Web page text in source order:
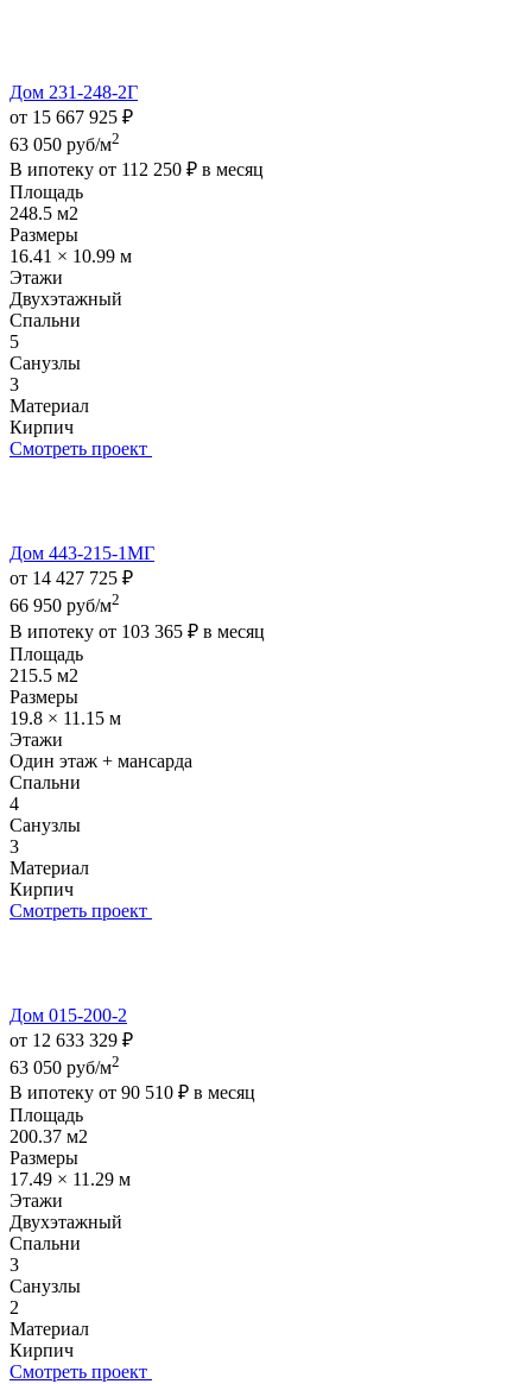
Дом 231-248-2Г
от 15 667 925 ₽
63 050 руб/м2
В ипотеку от 112 250 ₽ в месяц
Площадь
248.5 м2
Размеры
16.41 × 10.99 м
Этажи
Двухэтажный
Спальни
5
Санузлы
3
Материал
Кирпич
Смотреть проект
Дом 443-215-1МГ
от 14 427 725 ₽
66 950 руб/м2
В ипотеку от 103 365 ₽ в месяц
Площадь
215.5 м2
Размеры
19.8 × 11.15 м
Этажи
Один этаж + мансарда
Спальни
4
Санузлы
3
Материал
Кирпич
Смотреть проект
Дом 015-200-2
от 12 633 329 ₽
63 050 руб/м2
В ипотеку от 90 510 ₽ в месяц
Площадь
200.37 м2
Размеры
17.49 × 11.29 м
Этажи
Двухэтажный
Спальни
3
Санузлы
2
Материал
Кирпич
Смотреть проект